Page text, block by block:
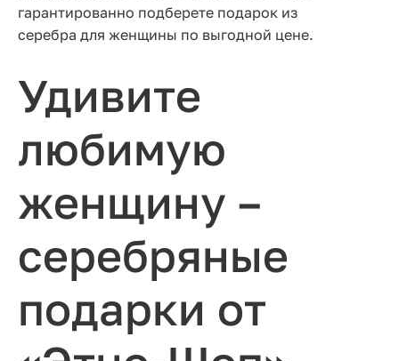
гарантированно подберете подарок из
серебра для женщины по выгодной цене.
Удивите
любимую
женщину –
серебряные
подарки от